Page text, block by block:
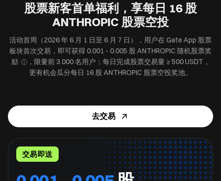
股票新客首单福利，享每日 16 股
ANTHROPIC 股票空投
活动首周（2026 年 6 月 1 日至 6 月 7 日），用户在 Gate App 股票
板块首次交易，即可获得 0.001 - 0.005 股 ANTHROPIC 随机股票奖
励 ⓘ，限量前 3.000 名用户；每日完成股票交易量 ≥ 500 USDT，
更有机会瓜分每日 16 股 ANTHROPIC 股票空投奖池。
去交易
交易即送